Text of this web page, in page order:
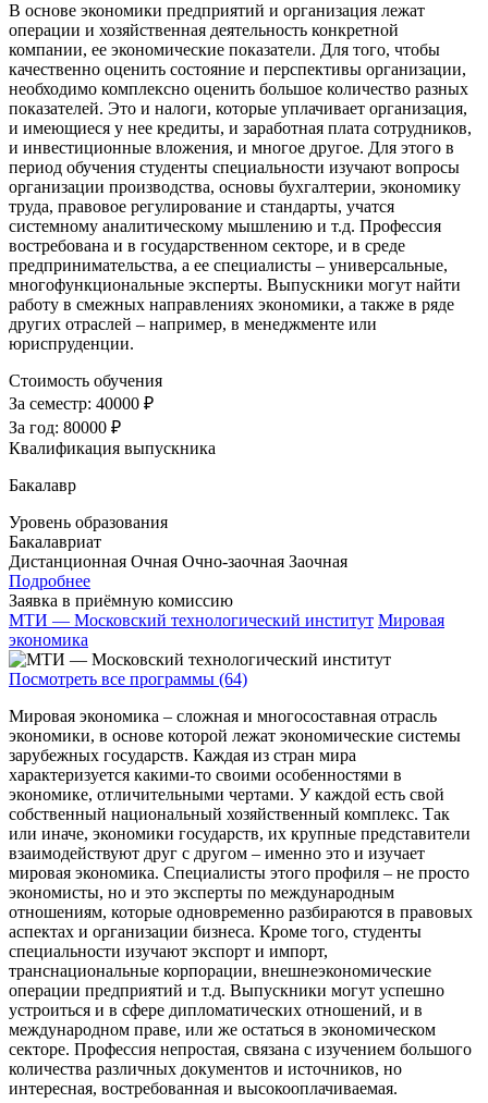
В основе экономики предприятий и организация лежат
операции и хозяйственная деятельность конкретной
компании, ее экономические показатели. Для того, чтобы
качественно оценить состояние и перспективы организации,
необходимо комплексно оценить большое количество разных
показателей. Это и налоги, которые уплачивает организация,
и имеющиеся у нее кредиты, и заработная плата сотрудников,
и инвестиционные вложения, и многое другое. Для этого в
период обучения студенты специальности изучают вопросы
организации производства, основы бухгалтерии, экономику
труда, правовое регулирование и стандарты, учатся
системному аналитическому мышлению и т.д. Профессия
востребована и в государственном секторе, и в среде
предпринимательства, а ее специалисты – универсальные,
многофункциональные эксперты. Выпускники могут найти
работу в смежных направлениях экономики, а также в ряде
других отраслей – например, в менеджменте или
юриспруденции.
Стоимость обучения
За семестр: 40000 ₽
За год: 80000 ₽
Квалификация выпускника
Бакалавр
Уровень образования
Бакалавриат
Дистанционная Очная Очно-заочная Заочная
Подробнее
Заявка в приёмную комиссию
МТИ — Московский технологический институт Мировая
экономика
Посмотреть все программы (64)
Мировая экономика – сложная и многосоставная отрасль
экономики, в основе которой лежат экономические системы
зарубежных государств. Каждая из стран мира
характеризуется какими-то своими особенностями в
экономике, отличительными чертами. У каждой есть свой
собственный национальный хозяйственный комплекс. Так
или иначе, экономики государств, их крупные представители
взаимодействуют друг с другом – именно это и изучает
мировая экономика. Специалисты этого профиля – не просто
экономисты, но и это эксперты по международным
отношениям, которые одновременно разбираются в правовых
аспектах и организации бизнеса. Кроме того, студенты
специальности изучают экспорт и импорт,
транснациональные корпорации, внешнеэкономические
операции предприятий и т.д. Выпускники могут успешно
устроиться и в сфере дипломатических отношений, и в
международном праве, или же остаться в экономическом
секторе. Профессия непростая, связана с изучением большого
количества различных документов и источников, но
интересная, востребованная и высокооплачиваемая.